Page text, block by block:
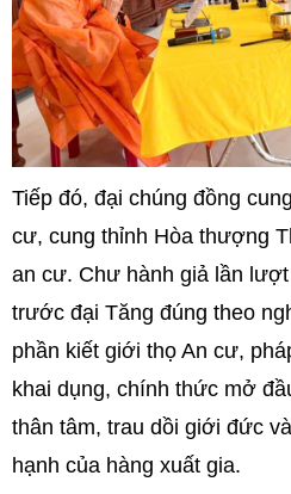
Tiếp đó, đại chúng đồng
cư, cung thỉnh Hòa thượng
an cư. Chư hành giả lần
trước đại Tăng đúng theo
phần kiết giới thọ An cư,
khai dụng, chính thức mở
thân tâm, trau dồi giới đức
hạnh của hàng xuất gia.